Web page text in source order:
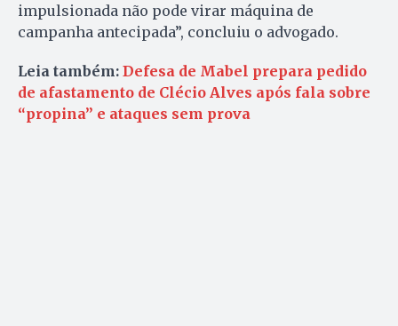
impulsionada não pode virar máquina de
campanha antecipada”, concluiu o advogado.
Leia também: Defesa de Mabel prepara pedido
de afastamento de Clécio Alves após fala sobre
“propina” e ataques sem prova